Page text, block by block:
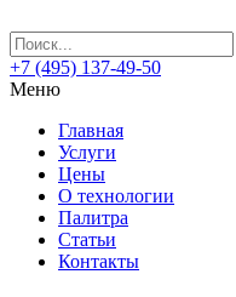
+7 (495) 137-49-50
Меню
Главная
Услуги
Цены
О технологии
Палитра
Статьи
Контакты